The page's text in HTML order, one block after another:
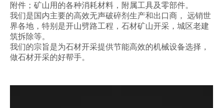
附件；矿山用的各种消耗材料，附属工具及零部件。
我们是国内主要的高效无声破碎剂生产和出口商， 远销世
界各地，特别是开山劈路工程，石材矿山开采，城区老建
筑拆除等。
我们的宗旨是为石材开采提供节能高效的机械设备选择，
做石材开采的好帮手。